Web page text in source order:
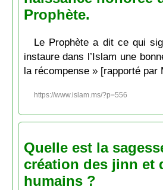
Prophète.
Le Prophète a dit ce qui
instaure dans l’Islam une
la récompense » [rapporté par
https://www.islam.ms/?p=556
Quelle est la
création des jinn et
humains ?